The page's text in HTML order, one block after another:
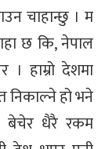
चाहान्छु । म
छ कि, नेपाल
। हाम्रो देशमा
निकाल्ने हो भने
बेचेर धैरै रकम